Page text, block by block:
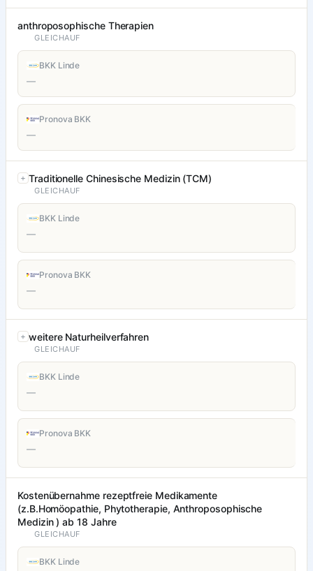
anthroposophische Therapien
GLEICHAUF
BKK Linde
—
Pronova BKK
—
Traditionelle Chinesische Medizin (TCM)
GLEICHAUF
BKK Linde
—
Pronova BKK
—
weitere Naturheilverfahren
GLEICHAUF
BKK Linde
—
Pronova BKK
—
Kostenübernahme rezeptfreie Medikamente
(z.B.Homöopathie, Phytotherapie, Anthroposophische
Medizin ) ab 18 Jahre
GLEICHAUF
BKK Linde